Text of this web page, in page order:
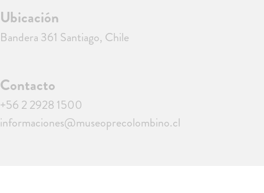
Ubicación
Bandera 361 Santiago, Chile
Contacto
+56 2 2928 1500
informaciones@museoprecolombino.cl